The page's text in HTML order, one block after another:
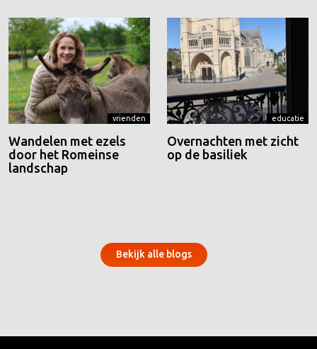
vrienden
Wandelen met ezels
door het Romeinse
landschap
educatie
Overnachten met zicht
op de basiliek
Bekijk alle blogs